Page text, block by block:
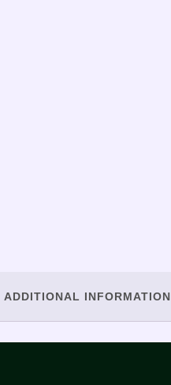
ADDITIONAL INFORMATION